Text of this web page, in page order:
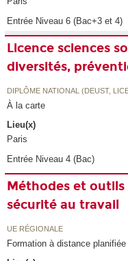
Entrée Niveau 6 (Bac+3 et 4)
Licence sciences
diversités,
DIPLÔME NATIONAL (DEUST,
À la carte
Lieu(x)
Paris
Entrée Niveau 4 (Bac)
Méthodes et outils
sécurité au travail
UE RÉGIONALE
Formation à distance